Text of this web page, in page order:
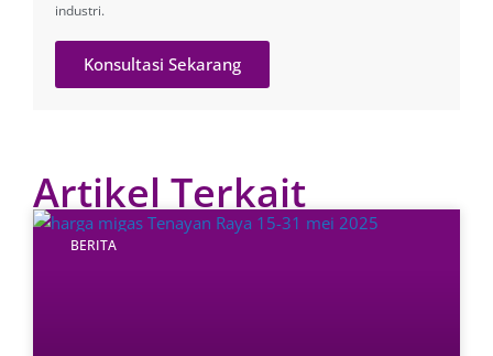
industri.
Konsultasi Sekarang
Artikel Terkait
BERITA